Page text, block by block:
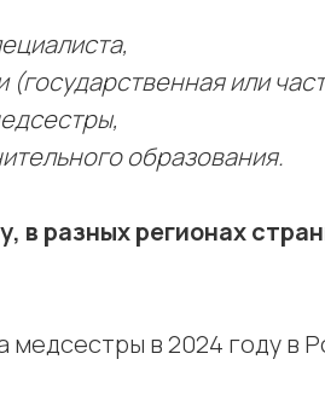
(государственная или
образования.
в разных регионах
медсестры в 2024 году в